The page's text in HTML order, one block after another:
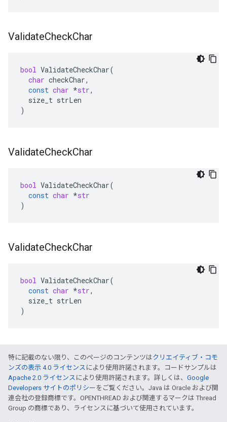
ValidateCheckChar
bool ValidateCheckChar(
char checkChar,
const char *str,
size_t strLen
)
ValidateCheckChar
bool ValidateCheckChar(
const char *str
)
ValidateCheckChar
bool ValidateCheckChar(
const char *str,
size_t strLen
)
特に記載のない限り、このページのコンテンツはクリエイティブ・コモ
ンズの表示 4.0 ライセンス により使用許諾されます。コードサンプルは
Apache 2.0 ライセンス により使用許諾されます。詳しくは、 Google
Developers サイトのポリシー をご覧ください。Java は Oracle および関
連会社の登録商標です。OPENTHREAD および関連するマークは Thread
Group の商標であり、ライセンスに基づいて使用されています。